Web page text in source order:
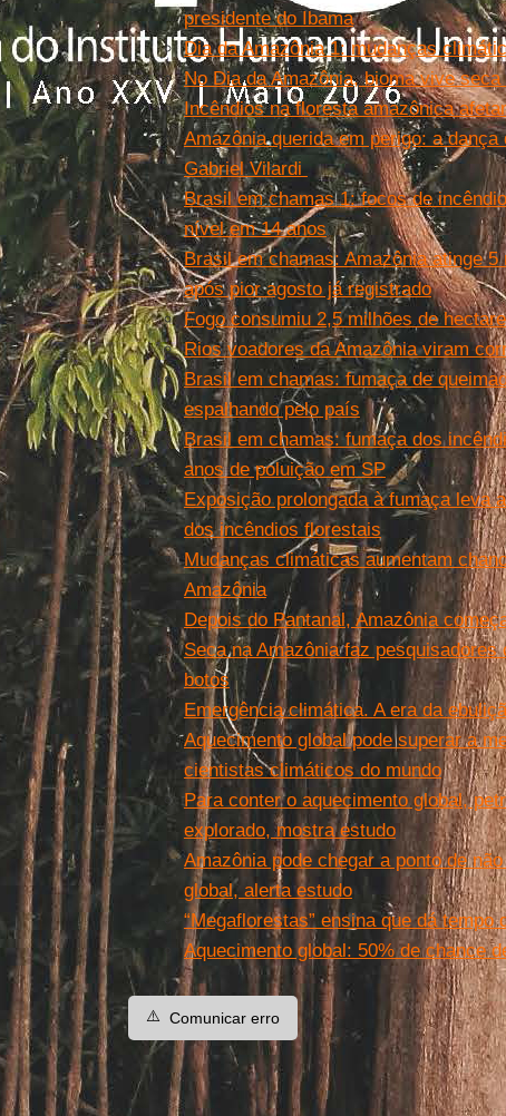
presidente do Ibama
Dia da Amazônia 1: mudanças
No Dia da Amazônia, bioma vive
Incêndios na floresta amazônica
Amazônia querida em perigo: a
Gabriel Vilardi
Brasil em chamas 1: focos de
nível em 14 anos
Brasil em chamas: Amazônia atinge
após pior agosto já registrado
Fogo consumiu 2,5 milhões de
Rios voadores da Amazônia viram
Brasil em chamas: fumaça de
espalhando pelo país
Brasil em chamas: fumaça dos
anos de poluição em SP
Exposição prolongada à fumaça leva
dos incêndios florestais
Mudanças climáticas aumentam
Amazônia
Depois do Pantanal, Amazônia
Seca na Amazônia faz
botos
Emergência climática. A era da
Aquecimento global pode superar a
cientistas climáticos do mundo
Para conter o aquecimento global,
explorado, mostra estudo
Amazônia pode chegar a ponto de
global, alerta estudo
“Megaflorestas” ensina que dá
Aquecimento global: 50% de chance
⚠️ Comunicar erro